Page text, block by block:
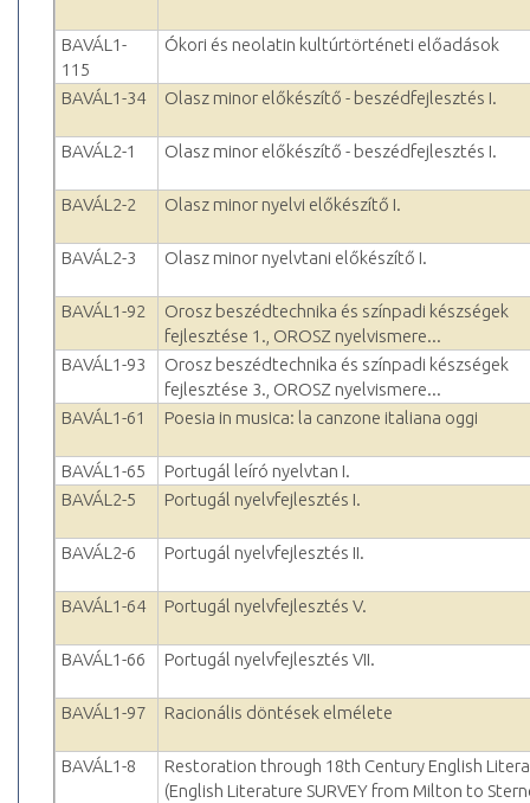
BAVÁL1-
115
Ókori és neolatin kultúrtörténeti előadások
BAVÁL1-34 Olasz minor előkészítő - beszédfejlesztés I.
BAVÁL2-1 Olasz minor előkészítő - beszédfejlesztés I.
BAVÁL2-2 Olasz minor nyelvi előkészítő I.
BAVÁL2-3 Olasz minor nyelvtani előkészítő I.
BAVÁL1-92
Orosz beszédtechnika és színpadi készségek
fejlesztése 1., OROSZ nyelvismere...
BAVÁL1-93
Orosz beszédtechnika és színpadi készségek
fejlesztése 3., OROSZ nyelvismere...
BAVÁL1-61
Poesia in musica: la canzone italiana oggi
BAVÁL1-65
Portugál leíró nyelvtan I.
BAVÁL2-5
Portugál nyelvfejlesztés I.
BAVÁL2-6 Portugál nyelvfejlesztés II.
BAVÁL1-64 Portugál nyelvfejlesztés V.
BAVÁL1-66 Portugál nyelvfejlesztés VII.
BAVÁL1-97 Racionális döntések elmélete
BAVÁL1-8
Restoration through 18th Century English
(English Literature SURVEY from Milton to